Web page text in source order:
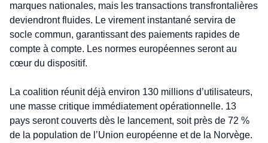
marques nationales, mais les transactions transfrontalières
deviendront fluides. Le virement instantané servira de
socle commun, garantissant des paiements rapides de
compte à compte. Les normes européennes seront au
cœur du dispositif.
La coalition réunit déjà environ 130 millions d’utilisateurs,
une masse critique immédiatement opérationnelle. 13
pays seront couverts dès le lancement, soit près de 72 %
de la population de l’Union européenne et de la Norvège.